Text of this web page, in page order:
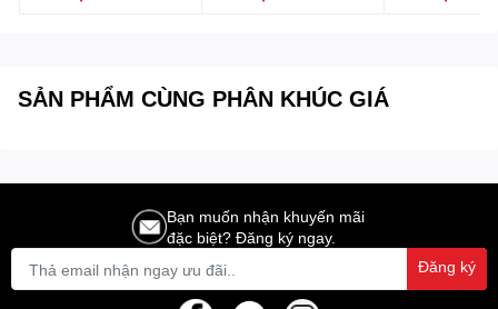
FONESTAR
SẢN PHẨM CÙNG PHÂN KHÚC GIÁ
Bạn muốn nhận khuyến mãi
đặc biệt? Đăng ký ngay.
Đăng ký